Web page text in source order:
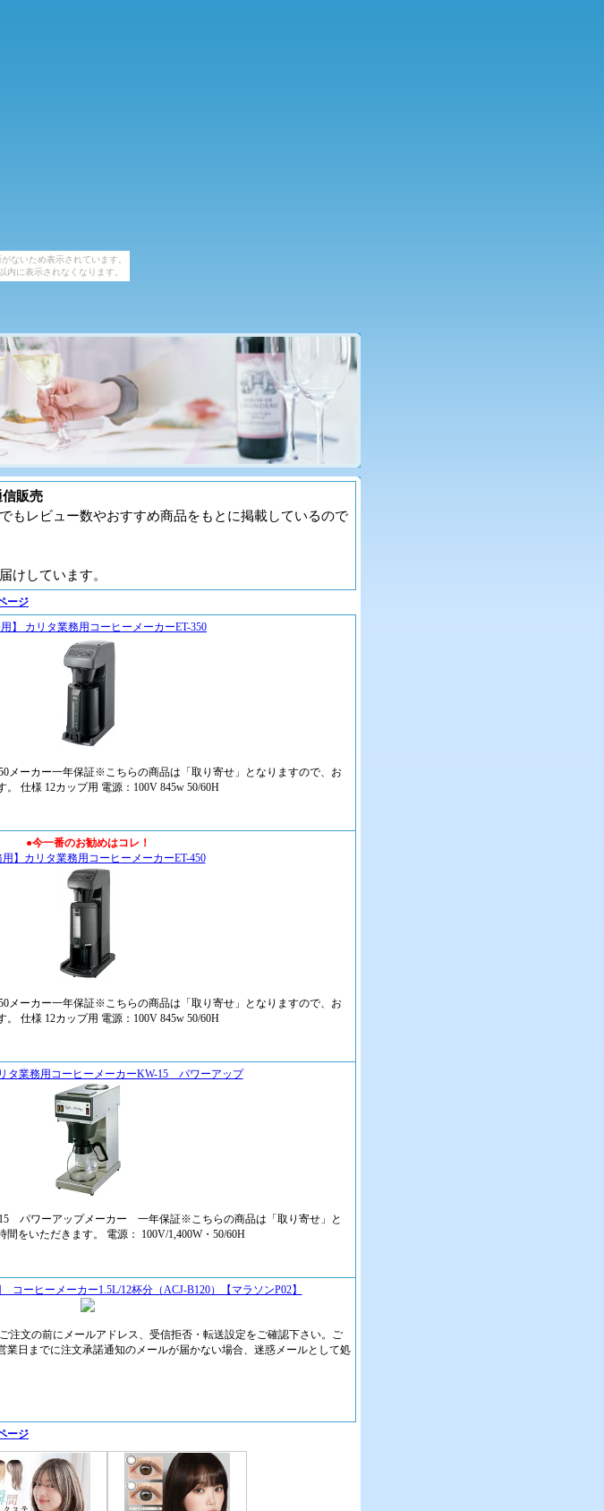
ないため表示されています。
内に表示されなくなります。
販売
もレビュー数やおすすめ商品をもとに掲載しているので
けしています。
ージ
用】 カリタ業務用コーヒーメーカーET-350
メーカー一年保証※こちらの商品は「取り寄せ」となりますので、お
仕様 12カップ用 電源：100V 845w 50/60H
●今一番のお勧めはコレ！
用】カリタ業務用コーヒーメーカーET-450
メーカー一年保証※こちらの商品は「取り寄せ」となりますので、お
仕様 12カップ用 電源：100V 845w 50/60H
タ業務用コーヒーメーカーKW-15 パワーアップ
パワーアップメーカー 一年保証※こちらの商品は「取り寄せ」と
をいただきます。 電源： 100V/1,400W・50/60H
ヒーメーカー1.5L/12杯分（ACJ-B120）【マラソンP02】
文の前にメールアドレス、受信拒否・転送設定をご確認下さい。ご
業日までに注文承諾通知のメールが届かない場合、迷惑メールとして処
ージ